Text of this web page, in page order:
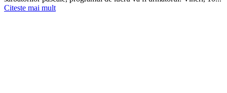
Citeste mai mult